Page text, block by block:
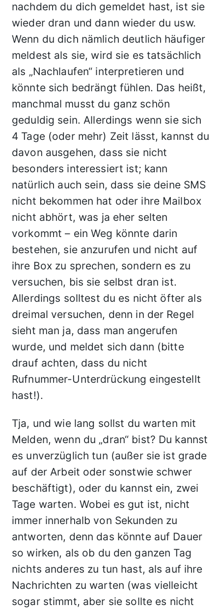
nachdem du dich gemeldet hast, ist sie
wieder dran und dann wieder du usw.
Wenn du dich nämlich deutlich häufiger
meldest als sie, wird sie es tatsächlich
als „Nachlaufen“ interpretieren und
könnte sich bedrängt fühlen. Das heißt,
manchmal musst du ganz schön
geduldig sein. Allerdings wenn sie sich
4 Tage (oder mehr) Zeit lässt, kannst du
davon ausgehen, dass sie nicht
besonders interessiert ist; kann
natürlich auch sein, dass sie deine SMS
nicht bekommen hat oder ihre Mailbox
nicht abhört, was ja eher selten
vorkommt – ein Weg könnte darin
bestehen, sie anzurufen und nicht auf
ihre Box zu sprechen, sondern es zu
versuchen, bis sie selbst dran ist.
Allerdings solltest du es nicht öfter als
dreimal versuchen, denn in der Regel
sieht man ja, dass man angerufen
wurde, und meldet sich dann (bitte
drauf achten, dass du nicht
Rufnummer-Unterdrückung eingestellt
hast!).
Tja, und wie lang sollst du warten mit
Melden, wenn du „dran“ bist? Du kannst
es unverzüglich tun (außer sie ist grade
auf der Arbeit oder sonstwie schwer
beschäftigt), oder du kannst ein, zwei
Tage warten. Wobei es gut ist, nicht
immer innerhalb von Sekunden zu
antworten, denn das könnte auf Dauer
so wirken, als ob du den ganzen Tag
nichts anderes zu tun hast, als auf ihre
Nachrichten zu warten (was vielleicht
sogar stimmt, aber sie sollte es nicht